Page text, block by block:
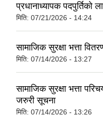
प्रधानाध्यापक पदपुर्तिको
मिति: 07/21/2026 - 14:24
सामाजिक सुरक्षा भत्ता
मिति: 07/14/2026 - 13:27
सामाजिक सुरक्षा भत्ता
जरुरी सूचना
मिति: 07/14/2026 - 13:26